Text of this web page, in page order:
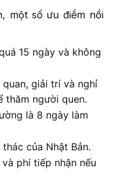
một số ưu điểm nổi
15 ngày và không
giải trí và nghỉ
thăm người quen.
là 8 ngày làm
của Nhật Bản.
phí tiếp nhận nếu